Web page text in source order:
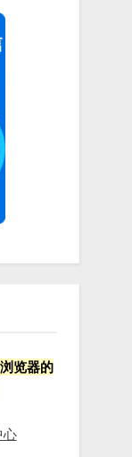
览器的